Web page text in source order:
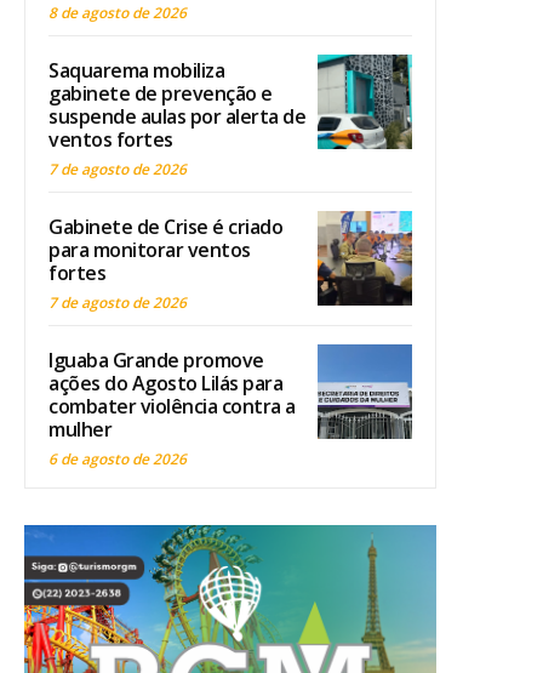
8 de agosto de 2026
Saquarema mobiliza
gabinete de prevenção e
suspende aulas por alerta de
ventos fortes
7 de agosto de 2026
Gabinete de Crise é criado
para monitorar ventos
fortes
7 de agosto de 2026
Iguaba Grande promove
ações do Agosto Lilás para
combater violência contra a
mulher
6 de agosto de 2026